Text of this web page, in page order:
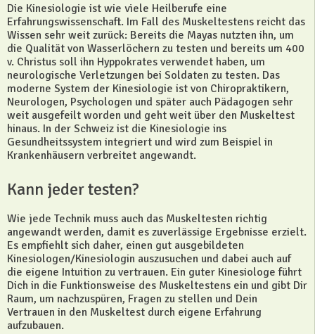
Die Kinesiologie ist wie viele Heilberufe eine
Erfahrungswissenschaft. Im Fall des Muskeltestens reicht das
Wissen sehr weit zurück: Bereits die Mayas nutzten ihn, um
die Qualität von Wasserlöchern zu testen und bereits um 400
v. Christus soll ihn Hyppokrates verwendet haben, um
neurologische Verletzungen bei Soldaten zu testen. Das
moderne System der Kinesiologie ist von Chiropraktikern,
Neurologen, Psychologen und später auch Pädagogen sehr
weit ausgefeilt worden und geht weit über den Muskeltest
hinaus. In der Schweiz ist die Kinesiologie ins
Gesundheitssystem integriert und wird zum Beispiel in
Krankenhäusern verbreitet angewandt.
Kann jeder testen?
Wie jede Technik muss auch das Muskeltesten richtig
angewandt werden, damit es zuverlässige Ergebnisse erzielt.
Es empfiehlt sich daher, einen gut ausgebildeten
Kinesiologen/Kinesiologin auszusuchen und dabei auch auf
die eigene Intuition zu vertrauen. Ein guter Kinesiologe führt
Dich in die Funktionsweise des Muskeltestens ein und gibt Dir
Raum, um nachzuspüren, Fragen zu stellen und Dein
Vertrauen in den Muskeltest durch eigene Erfahrung
aufzubauen.